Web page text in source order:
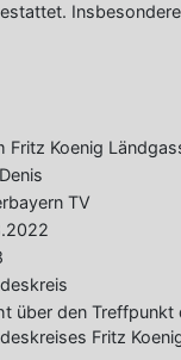
Fritz Koenig
TV
über den Treffpunkt
Fritz